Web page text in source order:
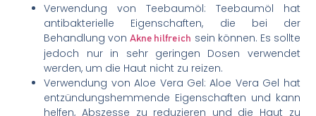
Verwendung von Teebaumöl: Teebaumöl hat
antibakterielle Eigenschaften, die bei der
Behandlung vonAkne hilfreich sein können. Es sollte
jedoch nur in sehr geringen Dosen verwendet
werden, um die Haut nicht zu reizen.
Verwendung von Aloe Vera Gel: Aloe Vera Gel hat
entzündungshemmende Eigenschaften und kann
helfen, Abszesse zu reduzieren und die Haut zu